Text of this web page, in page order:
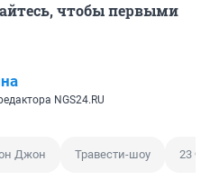
чтобы первыми
NGS24.RU
Джон Травести-шоу 23